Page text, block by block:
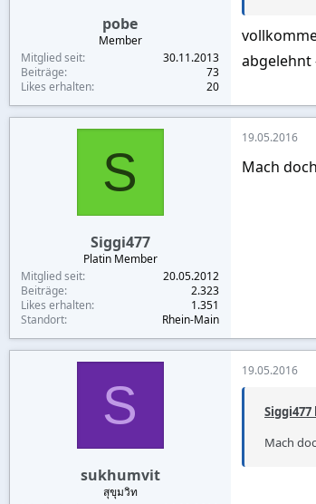
pobe
Member
Mitglied seit
30.11.2013
Beiträge
73
Likes erhalten
20
S
Siggi477
Platin Member
Mitglied seit
20.05.2012
Beiträge
2.323
Likes erhalten
1.351
Standort
Rhein-Main
19.05.2016
Mach
S
sukhumvit
สุขุมวิท
19.05.2016
Mach